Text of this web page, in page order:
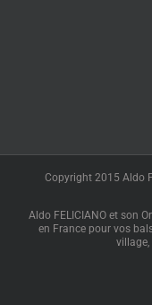
Copyright 2015 Aldo
Aldo FELICIANO et son
en France pour vos